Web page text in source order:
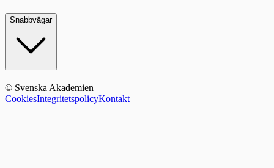
Snabbvägar
© Svenska Akademien
CookiesIntegritetspolicyKontakt